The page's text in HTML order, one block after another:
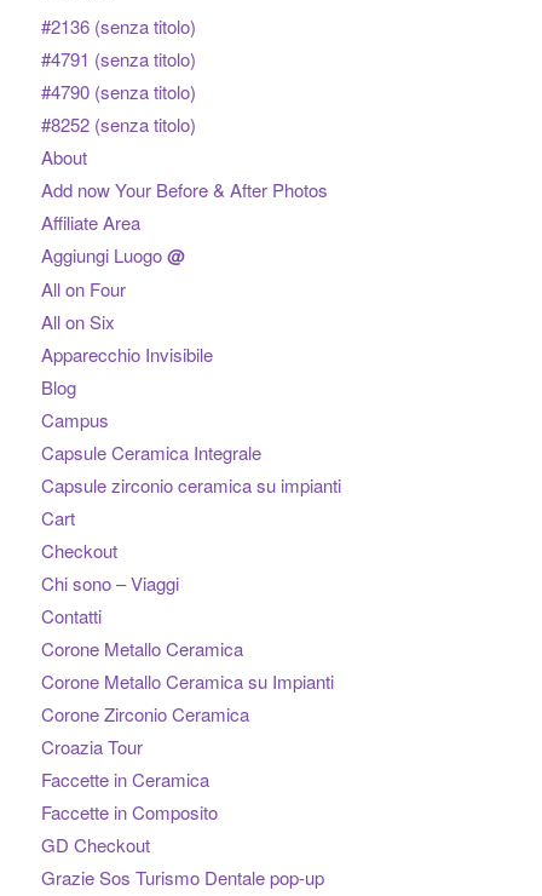
#2136 (senza titolo)
#4791 (senza titolo)
#4790 (senza titolo)
#8252 (senza titolo)
About
Add now Your Before & After Photos
Affiliate Area
Aggiungi Luogo@
All on Four
All on Six
Apparecchio Invisibile
Blog
Campus
Capsule Ceramica Integrale
Capsule zirconio ceramica su impianti
Cart
Checkout
Chi sono – Viaggi
Contatti
Corone Metallo Ceramica
Corone Metallo Ceramica su Impianti
Corone Zirconio Ceramica
Croazia Tour
Faccette in Ceramica
Faccette in Composito
GD Checkout
Grazie Sos Turismo Dentale pop-up